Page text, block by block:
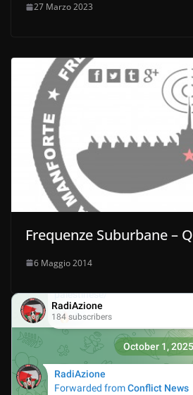
27 Marzo 2023
Frequenze Suburbane –
6 Maggio 2014